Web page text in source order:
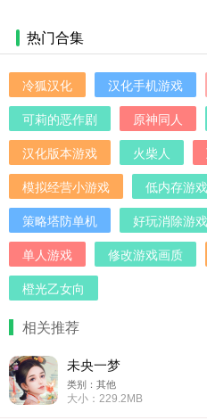
热门合集
冷狐汉化 汉化手机游戏
可莉的恶作剧
原神同人
汉化版本游戏
火柴人
模拟经营小游戏
低内存游戏
策略塔防单机
好玩消除游戏
单人游戏
修改游戏画质
橙光乙女向
相关推荐
未央一梦
类别：其他
大小：229.2MB